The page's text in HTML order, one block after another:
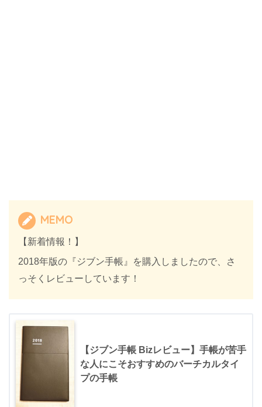
MEMO
【新着情報！】
2018年版の『ジブン手帳』を購入しましたので、さ
っそくレビューしています！
【ジブン手帳 Bizレビュー】手帳が苦手
な人にこそおすすめのバーチカルタイ
プの手帳